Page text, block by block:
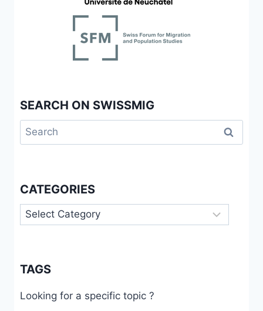
SEARCH ON SWISSMIG
Search
for:
CATEGORIES
Categories
TAGS
Looking for a specific topic ?